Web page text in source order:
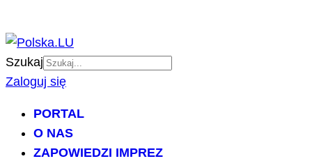
Szukaj
Zaloguj się
PORTAL
O NAS
ZAPOWIEDZI IMPREZ